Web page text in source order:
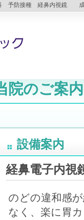
予防接種 経鼻内視鏡
院のご案内
設備案内
経鼻電子内
のどの違和感
なく、楽に胃